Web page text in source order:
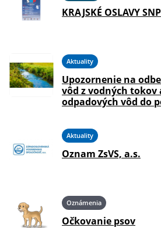
KRAJSKÉ OSLAVY
Aktuality
Upozornenie na
vôd z vodných
odpadových vôd do
Aktuality
Oznam ZsVS, a.s.
Oznámenia
Očkovanie psov